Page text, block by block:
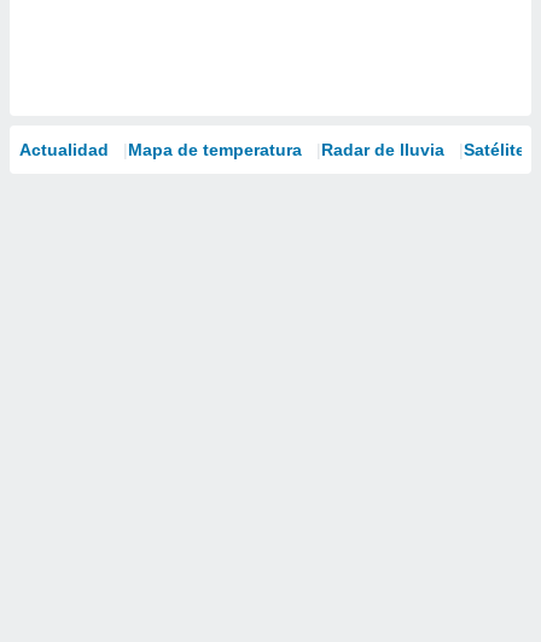
Actualidad Mapa de temperatura Radar de lluvia Satélites